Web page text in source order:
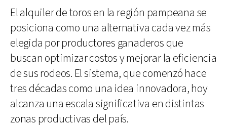
El alquiler de toros en la región pampeana se
posiciona como una alternativa cada vez más
elegida por productores ganaderos que
buscan optimizar costos y mejorar la eficiencia
de sus rodeos. El sistema, que comenzó hace
tres décadas como una idea innovadora, hoy
alcanza una escala significativa en distintas
zonas productivas del país.